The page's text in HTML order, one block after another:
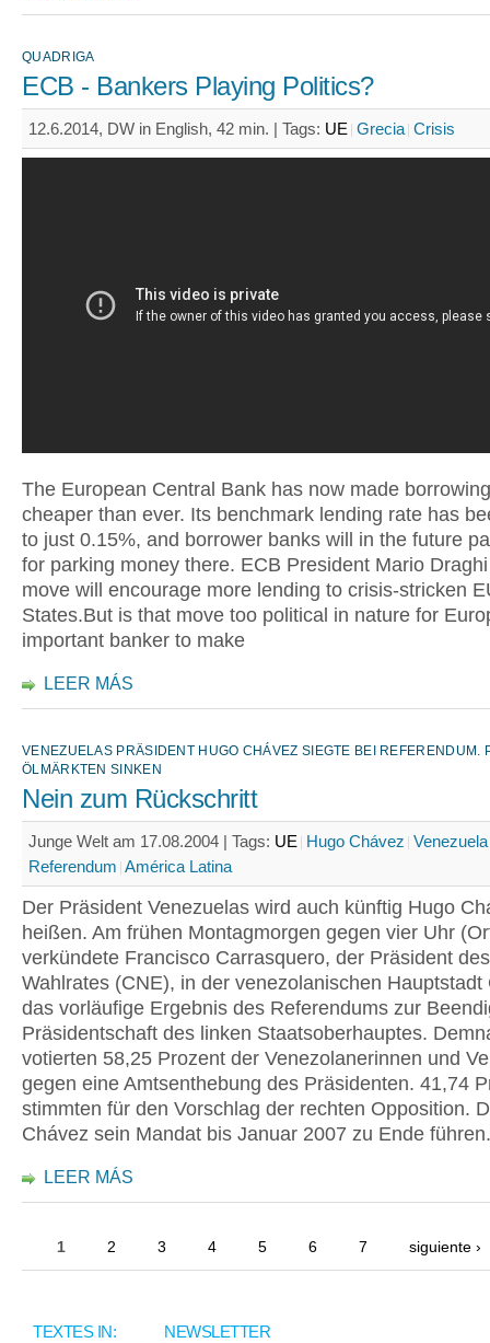
QUADRIGA
ECB - Bankers Playing Politics?
12.6.2014, DW in English, 42 min. | Tags: UE Grecia Crisis
The European Central Bank has now made
cheaper than ever. Its benchmark lending rate has
to just 0.15%, and borrower banks will in the future
for parking money there. ECB President Mario
move will encourage more lending to crisis-stricken
States.But is that move too political in nature for
important banker to make
LEER MÁS
VENEZUELAS PRÄSIDENT HUGO CHÁVEZ SIEGTE BEI REFERENDUM.
ÖLMÄRKTEN SINKEN
Nein zum Rückschritt
Junge Welt am 17.08.2004 | Tags: UE Hugo Chávez Venezuela
Referendum América Latina
Der Präsident Venezuelas wird auch künftig Hugo
heißen. Am frühen Montagmorgen gegen vier Uhr
verkündete Francisco Carrasquero, der Präsident
Wahlrates (CNE), in der venezolanischen Hauptstadt
das vorläufige Ergebnis des Referendums zur
Präsidentschaft des linken Staatsoberhauptes.
votierten 58,25 Prozent der Venezolanerinnen und
gegen eine Amtsenthebung des Präsidenten. 41,74
stimmten für den Vorschlag der rechten Opposition.
Chávez sein Mandat bis Januar 2007 zu Ende führen.
LEER MÁS
1 2 3 4 5 6 7 siguiente ›
TEXTES IN: NEWSLETTER